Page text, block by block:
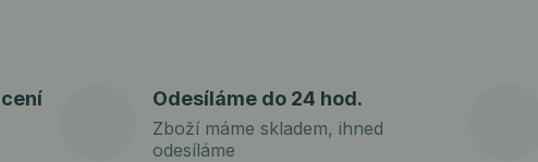
Odesíláme do 24 hod.
Zboží máme skladem, ihned
odesíláme